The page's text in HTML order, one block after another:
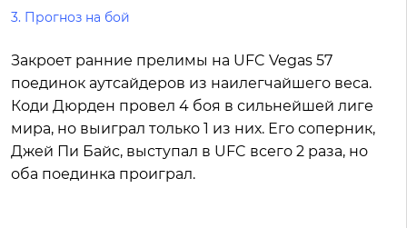
3. Прогноз на бой
Закроет ранние прелимы на UFC Vegas 57
поединок аутсайдеров из наилегчайшего веса.
Коди Дюрден провел 4 боя в сильнейшей лиге
мира, но выиграл только 1 из них. Его соперник,
Джей Пи Байс, выступал в UFC всего 2 раза, но
оба поединка проиграл.